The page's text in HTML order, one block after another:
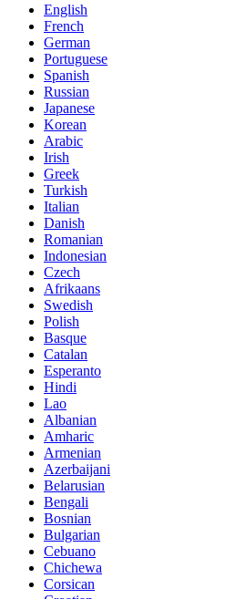
English
French
German
Portuguese
Spanish
Russian
Japanese
Korean
Arabic
Irish
Greek
Turkish
Italian
Danish
Romanian
Indonesian
Czech
Afrikaans
Swedish
Polish
Basque
Catalan
Esperanto
Hindi
Lao
Albanian
Amharic
Armenian
Azerbaijani
Belarusian
Bengali
Bosnian
Bulgarian
Cebuano
Chichewa
Corsican